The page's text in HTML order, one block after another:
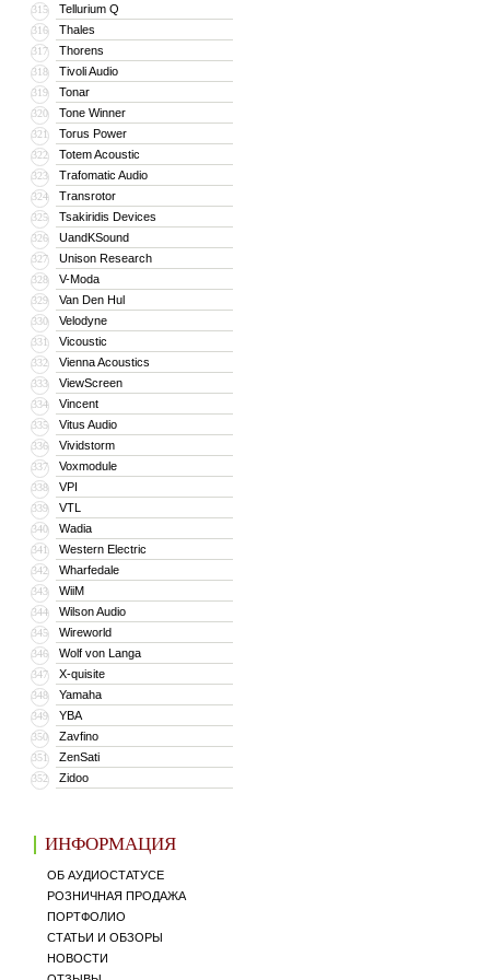
315 Tellurium Q
316 Thales
317 Thorens
318 Tivoli Audio
319 Tonar
320 Tone Winner
321 Torus Power
322 Totem Acoustic
323 Trafomatic Audio
324 Transrotor
325 Tsakiridis Devices
326 UandKSound
327 Unison Research
328 V-Moda
329 Van Den Hul
330 Velodyne
331 Vicoustic
332 Vienna Acoustics
333 ViewScreen
334 Vincent
335 Vitus Audio
336 Vividstorm
337 Voxmodule
338 VPI
339 VTL
340 Wadia
341 Western Electric
342 Wharfedale
343 WiiM
344 Wilson Audio
345 Wireworld
346 Wolf von Langa
347 X-quisite
348 Yamaha
349 YBA
350 Zavfino
351 ZenSati
352 Zidoo
ИНФОРМАЦИЯ
ОБ АУДИОСТАТУСЕ
РОЗНИЧНАЯ ПРОДАЖА
ПОРТФОЛИО
СТАТЬИ И ОБЗОРЫ
НОВОСТИ